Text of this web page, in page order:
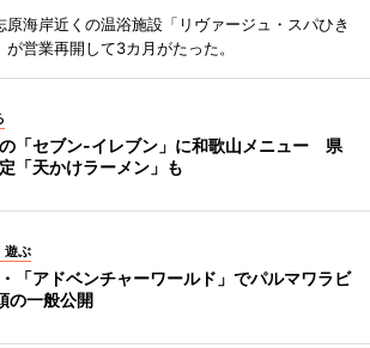
海岸近くの温浴施設「リヴァージュ・スパひき
営業再開して3カ月がたった。
「セブン-イレブン」に和歌山メニュー 県
「天かけラーメン」も
遊ぶ
「アドベンチャーワールド」でパルマワラビ
の一般公開